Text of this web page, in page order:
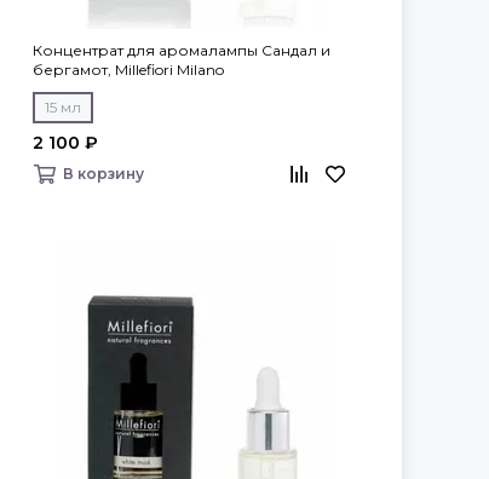
Концентрат для аромалампы Сандал и
бергамот, Millefiori Milano
15 мл
2 100 ₽
В корзину